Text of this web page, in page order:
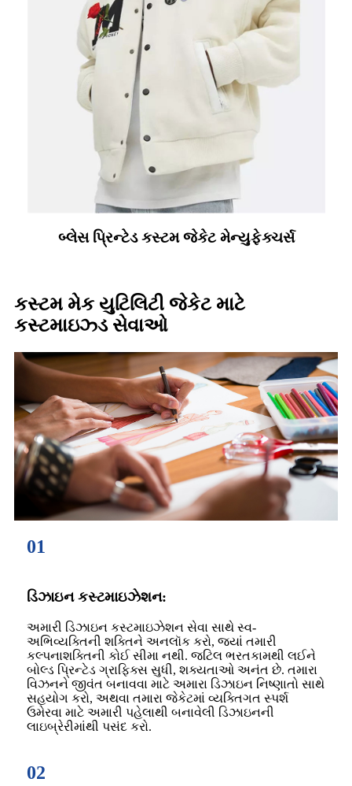
બ્લેસ પ્રિન્ટેડ કસ્ટમ જેકેટ મેન્યુફેક્ચર્સ
કસ્ટમ મેક યુટિલિટી જેકેટ માટે
કસ્ટમાઇઝ્ડ સેવાઓ
01
ડિઝાઇન કસ્ટમાઇઝેશન:
અમારી ડિઝાઇન કસ્ટમાઇઝેશન સેવા સાથે સ્વ-
અભિવ્યક્તિની શક્તિને અનલૉક કરો, જ્યાં તમારી
કલ્પનાશક્તિની કોઈ સીમા નથી. જટિલ ભરતકામથી લઈને
બોલ્ડ પ્રિન્ટેડ ગ્રાફિક્સ સુધી, શક્યતાઓ અનંત છે. તમારા
વિઝનને જીવંત બનાવવા માટે અમારા ડિઝાઇન નિષ્ણાતો સાથે
સહયોગ કરો, અથવા તમારા જેકેટમાં વ્યક્તિગત સ્પર્શ
ઉમેરવા માટે અમારી પહેલાથી બનાવેલી ડિઝાઇનની
લાઇબ્રેરીમાંથી પસંદ કરો.
02